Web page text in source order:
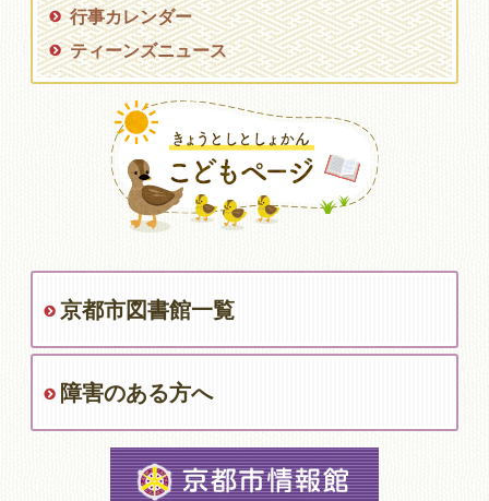
行事カレンダー
ティーンズニュース
京都市図書館一覧
障害のある方へ